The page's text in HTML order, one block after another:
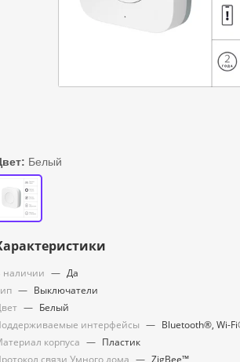
Белый
наличии — Да
— Выключатели
— Белый
интерфейсы — Bluetooth®, Wi-
корпуса — Пластик
связи Умного дома — ZigBee™